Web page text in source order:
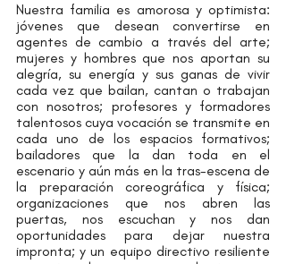
Nuestra familia es amorosa y optimista:
jóvenes que desean convertirse en
agentes de cambio a través del arte;
mujeres y hombres que nos aportan su
alegría, su energía y sus ganas de vivir
cada vez que bailan, cantan o trabajan
con nosotros; profesores y formadores
talentosos cuya vocación se transmite en
cada uno de los espacios formativos;
bailadores que la dan toda en el
escenario y aún más en la tras-escena de
la preparación coreográfica y física;
organizaciones que nos abren las
puertas, nos escuchan y nos dan
oportunidades para dejar nuestra
impronta; y un equipo directivo resiliente